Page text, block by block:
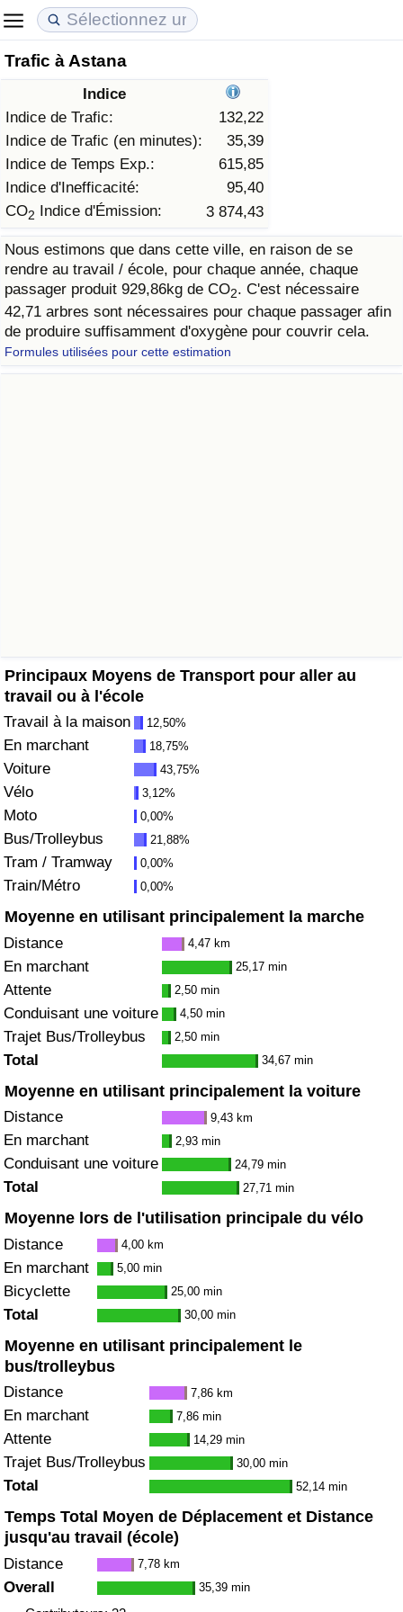
Trafic à Astana
Indice
Indice de Trafic:
132,22
Indice de Trafic (en minutes):
35,39
Indice de Temps Exp.:
615,85
Indice d'Inefficacité:
95,40
CO2 Indice d'Émission: 3 874,43
Nous estimons que dans cette ville, en raison de se
rendre au travail / école, pour chaque année, chaque
passager produit 929,86kg de CO2. C'est nécessaire
42,71 arbres sont nécessaires pour chaque passager afin
de produire suffisamment d'oxygène pour couvrir cela.
Formules utilisées pour cette estimation
Principaux Moyens de Transport pour aller au
travail ou à l'école
Travail à la maison 12,50%
En marchant 18,75%
Voiture 43,75%
Vélo 3,12%
Moto 0,00%
Bus/Trolleybus 21,88%
Tram / Tramway 0,00%
Train/Métro 0,00%
Moyenne en utilisant principalement la marche
Distance 4,47 km
En marchant 25,17 min
Attente 2,50 min
Conduisant une voiture 4,50 min
Trajet Bus/Trolleybus 2,50 min
Total 34,67 min
Moyenne en utilisant principalement la voiture
Distance 9,43 km
En marchant 2,93 min
Conduisant une voiture 24,79 min
Total 27,71 min
Moyenne lors de l'utilisation principale du vélo
Distance 4,00 km
En marchant 5,00 min
Bicyclette 25,00 min
Total 30,00 min
Moyenne en utilisant principalement le
bus/trolleybus
Distance 7,86 km
En marchant 7,86 min
Attente 14,29 min
Trajet Bus/Trolleybus 30,00 min
Total 52,14 min
Temps Total Moyen de Déplacement et Distance
jusqu'au travail (école)
Distance 7,78 km
Overall 35,39 min
Coût de la vie
Indice du Coût de la Vie (Actuel)
Indice du Coût de la Vie
Indice du coût de la vie par pays
à Akaba
Prix de l'immobilier
Indice des Prix de l'immobilier (Actuel)
Indice des Prix de l'immobilier
Indice des Prix de l'immobilier par Pays
Qualité de Vie
Indice de Qualité de Vie
Indice de Qualité de Vie (Actuel)
Indice de qualité de vie par pays
Criminalité
Indice de Criminalité (Actuel)
Indice de Criminalité
Indice de Pollution par Pays
Trafic
Indice de Trafic
Indice de Trafic (Actuel)
Indice de Trafic par Pays